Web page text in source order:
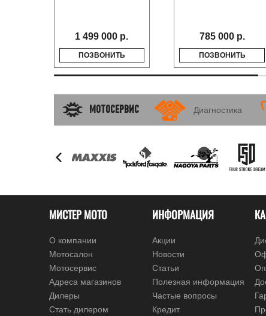
1 499 000 р.
ПОЗВОНИТЬ
785 000 р.
ПОЗВОНИТЬ
МОТОСЕРВИС Диагностика
МИСТЕР МОТО
О компании
Мотосалон
Мотосервис
Адреса магазинов
Дилеры
Стать дилером
ИНФОРМАЦИЯ
Акции
Новости
Статьи
Полезная информация
Частые вопросы
Кредит